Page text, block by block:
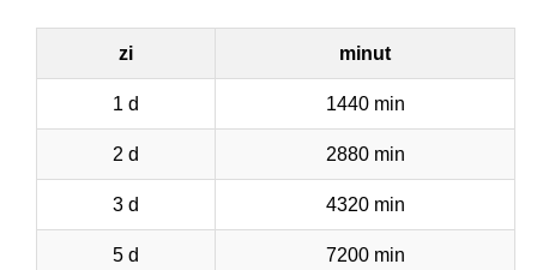
zi minut
1 d 1440 min
2 d 2880 min
3 d 4320 min
5 d 7200 min